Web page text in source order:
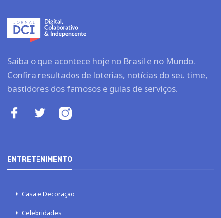
Saiba o que acontece hoje no Brasil e no Mundo.
Confira resultados de loterias, notícias do seu time,
bastidores dos famosos e guias de serviços.
ENTRETENIMENTO
Casa e Decoração
Celebridades